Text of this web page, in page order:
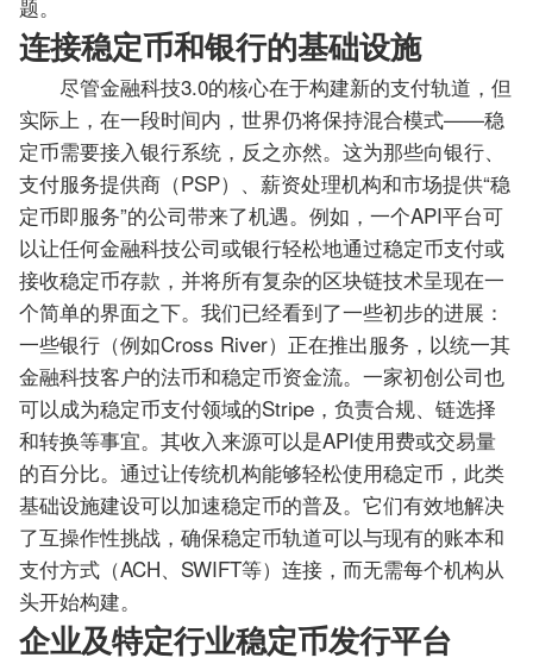
题。
连接稳定币和银行的基础设施
尽管金融科技3.0的核心在于构建新的支付轨道，但
实际上，在一段时间内，世界仍将保持混合模式——稳
定币需要接入银行系统，反之亦然。这为那些向银行、
支付服务提供商（PSP）、薪资处理机构和市场提供“稳
定币即服务”的公司带来了机遇。例如，一个API平台可
以让任何金融科技公司或银行轻松地通过稳定币支付或
接收稳定币存款，并将所有复杂的区块链技术呈现在一
个简单的界面之下。我们已经看到了一些初步的进展：
一些银行（例如Cross River）正在推出服务，以统一其
金融科技客户的法币和稳定币资金流。一家初创公司也
可以成为稳定币支付领域的Stripe，负责合规、链选择
和转换等事宜。其收入来源可以是API使用费或交易量
的百分比。通过让传统机构能够轻松使用稳定币，此类
基础设施建设可以加速稳定币的普及。它们有效地解决
了互操作性挑战，确保稳定币轨道可以与现有的账本和
支付方式（ACH、SWIFT等）连接，而无需每个机构从
头开始构建。
企业及特定行业稳定币发行平台